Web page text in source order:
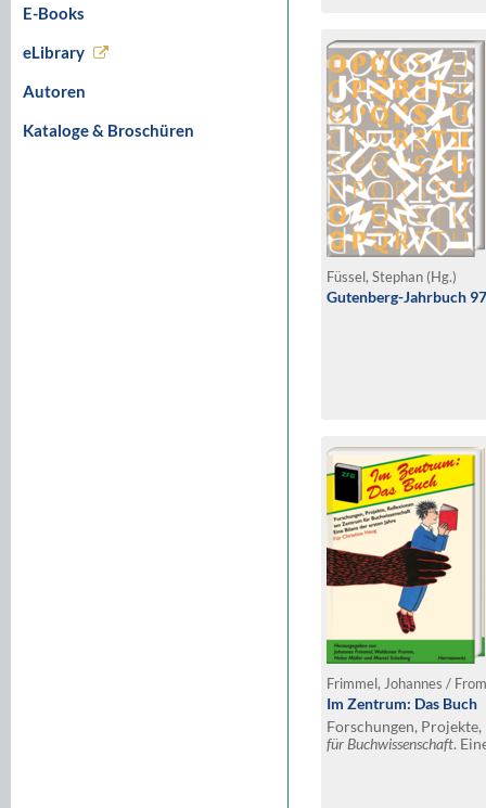
E-Books
eLibrary
Autoren
Kataloge & Broschüren
Füssel, Stephan (Hg.)
Gutenberg-Jahrbuch
Im Zentrum: Das Buch
Forschungen,
für Buchwissenschaft.